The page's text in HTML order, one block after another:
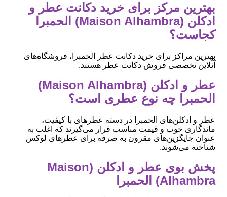
بهترین مرکز برای خرید دکانت عطر و
ادکلن (Maison Alhambra) الحمبرا
کجاست؟
بهترین مراکز برای خرید دکانت عطر الحمبرا، فروشگاه‌های
آنلاین تخصصی فروش دکانت عطر هستند.
عطر و ادکلن (Maison Alhambra)
الحمبرا چه نوع عطری است؟
عطر و ادکلن‌های الحمبرا در دسته عطرهای با کیفیت،
ماندگاری خوب و قیمت مناسب قرار می‌گیرند که اغلب به
عنوان جایگزین‌های مقرون به صرفه برای عطرهای لوکس
شناخته می‌شوند.
پخش بوی عطر و ادکلن (Maison
Alhambra) الحمبرا